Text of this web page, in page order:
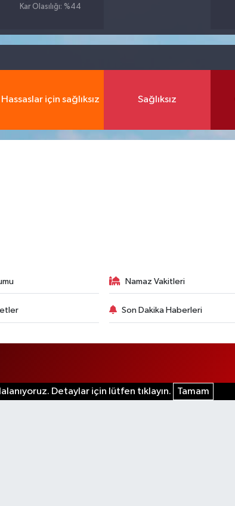
Kar Olasılığı: %44
Hassaslar için sağlıksız Sağlıksız
Namaz Vakitleri
Son Dakika Haberleri
Detaylar için lütfen tıklayın. Tamam